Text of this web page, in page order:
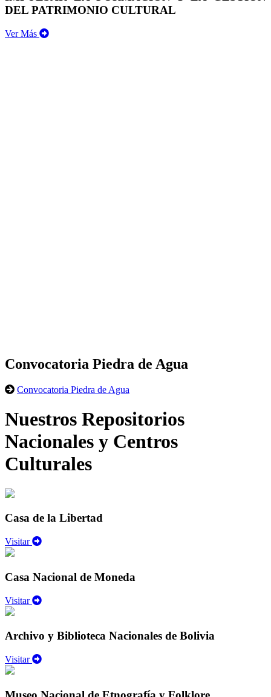
DEL PATRIMONIO CULTURAL
Ver Más
Convocatoria Piedra de Agua
Convocatoria Piedra de Agua
Nuestros Repositorios
Nacionales y Centros
Culturales
Casa de la Libertad
Visitar
Casa Nacional de Moneda
Visitar
Archivo y Biblioteca Nacionales de Bolivia
Visitar